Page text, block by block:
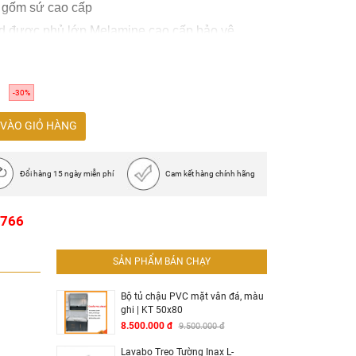
sứ cao cấp
được phủ lớp Melamine cao cấp bảo vệ
-30%
GIỎ HÀNG
Đổi hàng 15 ngày miễn phí Cam kết hàng chính hãng
SẢN PHẨM BÁN CHẠY
Bộ tủ chậu PVC mặt vân đá, màu
ghi | KT 50x80
8.500.000 đ 9.500.000 đ
Lavabo Treo Tường Inax L-